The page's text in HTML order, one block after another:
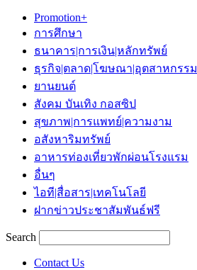
Promotion+
การศึกษา
ธนาคาร|การเงิน|หลักทรัพย์
ธุรกิจ|ตลาด|โฆษณา|อุตสาหกรรม
ยานยนต์
สังคม บันเทิง กอสซิป
สุขภาพ|การแพทย์|ความงาม
อสังหาริมทรัพย์
อาหารท่องเที่ยวพักผ่อนโรงแรม
อื่นๆ
ไอที|สื่อสาร|เทคโนโลยี
ฝากข่าวประชาสัมพันธ์ฟรี
Search
Contact Us